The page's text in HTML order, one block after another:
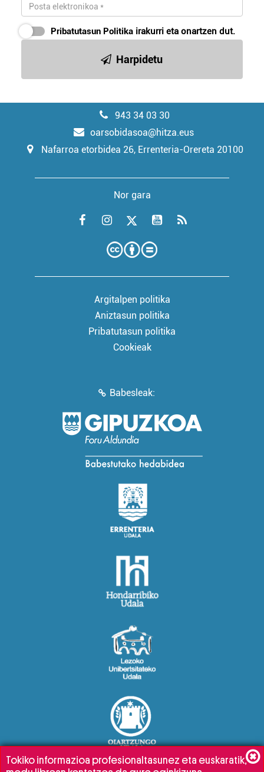
Pribatutasun Politika irakurri eta onartzen dut.
Harpidetu
943 34 03 30
oarsobidasoa@hitza.eus
Nafarroa etorbidea 26, Errenteria-Orereta 20100
Nor gara
Argitalpen politika
Aniztasun politika
Pribatutasun politika
Cookieak
Babesleak:
Tokiko informazioa profesionaltasunez eta euskaratik,